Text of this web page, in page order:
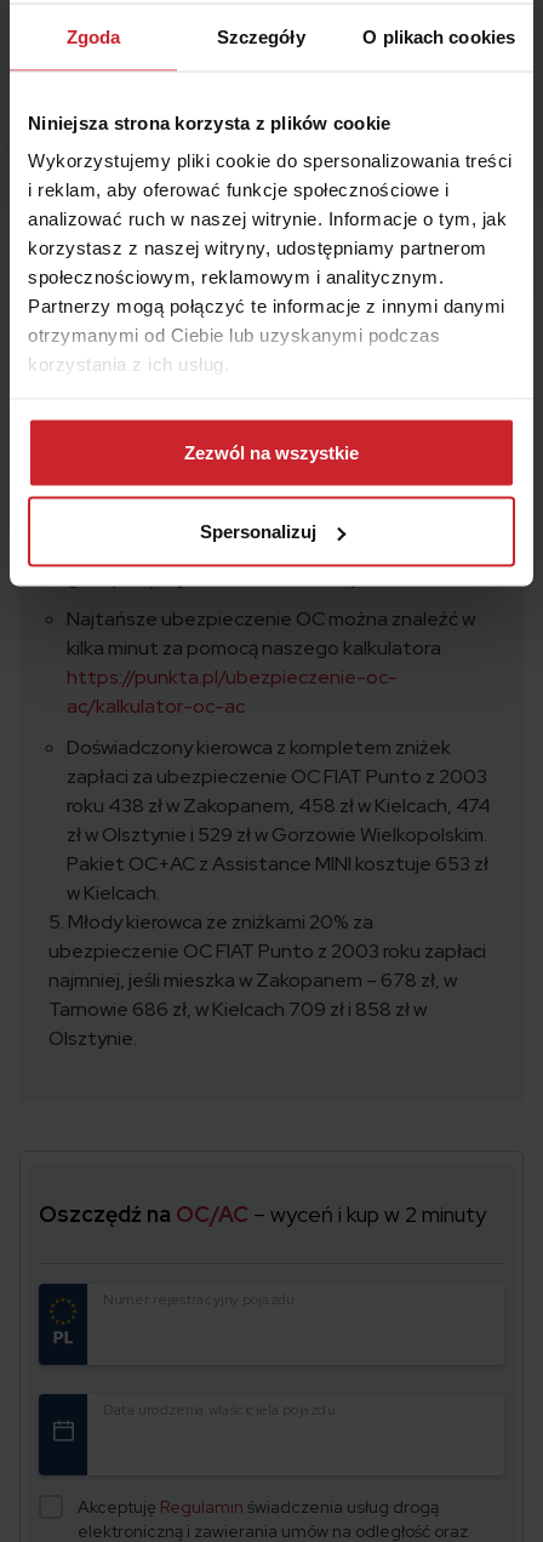
Zgoda Szczegóły O plikach cookies
Niniejsza strona korzysta z plików cookie
Wykorzystujemy pliki cookie do spersonalizowania treści
i reklam, aby oferować funkcje społecznościowe i
analizować ruch w naszej witrynie. Informacje o tym, jak
korzystasz z naszej witryny, udostępniamy partnerom
społecznościowym, reklamowym i analitycznym.
Partnerzy mogą połączyć te informacje z innymi danymi
otrzymanymi od Ciebie lub uzyskanymi podczas
korzystania z ich usług.
Dowiedz się więcej na temat tego, kim jesteśmy, jak
można się z nami skontaktować i w jaki sposób
przetwarzamy dane osobowe w ramachPolityki
Zezwól na wszystkie
Spersonalizuj
Oblicz składkę
Podsumowanie
FIAT Punto to dobry wybór dla wszystkich
szukających taniego, bezawaryjnego
Ubezpieczenie OC jest obowiązkiem każdego
posiadacza pojazdu mechanicznego, jego brak
Najtańsze ubezpieczenie OC można znaleźć w
kilka minut za pomocą naszego kalkulatora
https://punkta.pl/ubezpieczenie-oc-
ac/kalkulator-oc-ac
Doświadczony kierowca z kompletem zniżek
zapłaci za ubezpieczenie OC FIAT Punto z 2003
roku 438 zł w Zakopanem, 458 zł w Kielcach, 474
zł w Olsztynie i 529 zł w Gorzowie Wielkopolskim.
Pakiet OC+AC z Assistance MINI kosztuje 653 zł
w Kielcach.
5. Młody kierowca ze zniżkami 20% za
ubezpieczenie OC FIAT Punto z 2003 roku zapłaci
najmniej, jeśli mieszka w Zakopanem – 678 zł, w
Tarnowie 686 zł, w Kielcach 709 zł i 858 zł w
Olsztynie.
Oszczędź na OC/AC – wyceń i kup w 2 minuty
Numer rejestracyjny pojazdu
Data urodzenia właściciela pojazdu
Akceptuję Regulamin świadczenia usług drogą
elektroniczną i zawierania umów na odległość oraz